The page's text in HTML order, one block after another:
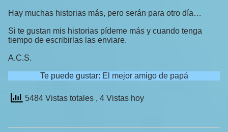
Hay muchas historias más, pero serán para otro día…
Si te gustan mis historias pídeme más y cuando tenga
tiempo de escribirlas las enviare.
A.C.S.
Te puede gustar: El mejor amigo de papá
5484 Vistas totales , 4 Vistas hoy